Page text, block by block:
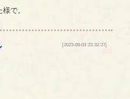
で。
[2023-08-03 23:32:27]